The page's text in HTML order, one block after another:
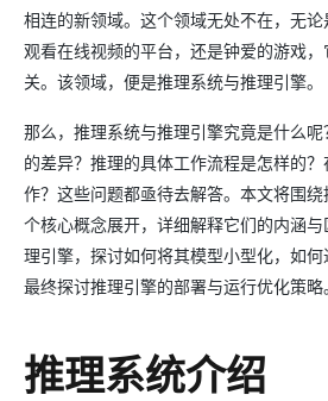
相连的新领域。这个领域无处不在，无论
观看在线视频的平台，还是钟爱的游戏
关。该领域，便是推理系统与推理引擎。
那么，推理系统与推理引擎究竟是什么
的差异？推理的具体工作流程是怎样的
作？这些问题都亟待去解答。本文将围
个核心概念展开，详细解释它们的内涵
理引擎，探讨如何将其模型小型化，如
最终探讨推理引擎的部署与运行优化策略
推理系统介绍